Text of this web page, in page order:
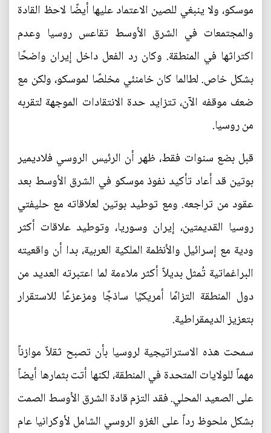
موسكو، ولا ينبغي للصين الاعتماد عليها أيضًا لاحظ القادة
والمجتمعات في الشرق الأوسط تقاعس روسيا وعدم
اكتراثها في المنطقة. وكان رد الفعل داخل إيران واضحًا
بشكل خاص. لطالما كان خامنئي مخلصًا لموسكو، ولكن مع
ضعف موقفه الآن، تتزايد حدة الانتقادات الموجهة لتقربه
من روسيا.
قبل بضع سنوات فقط، ظهر أن الرئيس الروسي فلاديمير
بوتين قد أعاد تأكيد نفوذ موسكو في الشرق الأوسط بعد
عقود من تراجعه. ومع توطيد بوتين لعلاقاته مع حليفتي
روسيا القديمتين، إيران وسوريا، وتوطيد علاقات أكثر
ودية مع إسرائيل والأنظمة الملكية العربية، بدا أن واقعيته
البراغماتية تُمثل بديلاً أكثر ملاءمة لما اعتبرته العديد من
دول المنطقة التزامًا أمريكيًا ساذجًا ومزعزعًا للاستقرار
بتعزيز الديمقراطية.
سمحت هذه الاستراتيجية لروسيا بأن تصبح ثقلاً موازناً
مهماً للولايات المتحدة في المنطقة، لكنها أتت بثمارها أيضاً
على الصعيد المحلي. فقد التزم قادة الشرق الأوسط الصمت
بشكل ملحوظ رداً على الغزو الروسي الشامل لأوكرانيا عام